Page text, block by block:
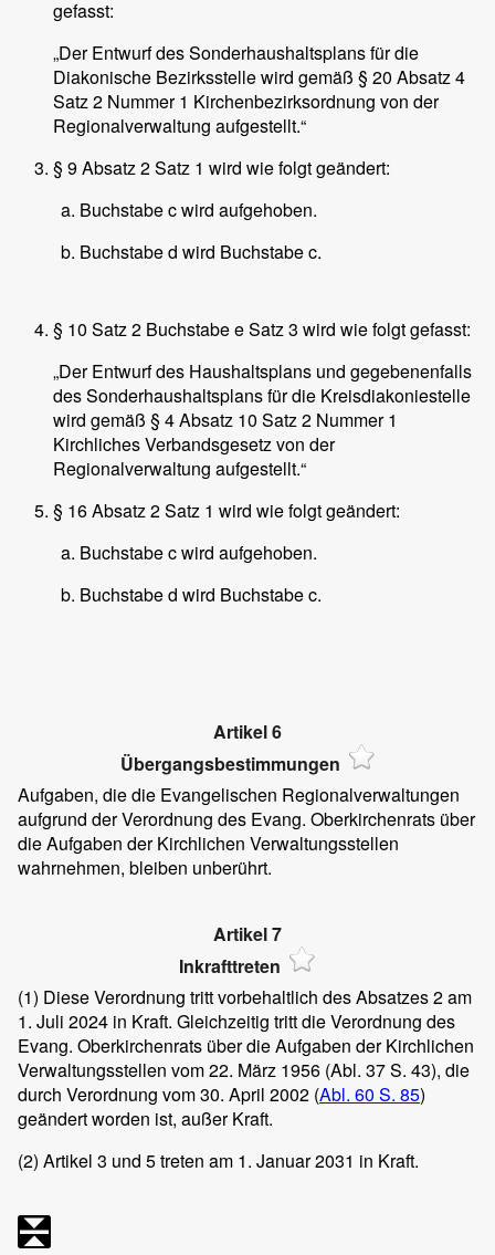
gefasst:
„Der Entwurf des Sonderhaushaltsplans für die
Diakonische Bezirksstelle wird gemäß § 20 Absatz 4
Satz 2 Nummer 1 Kirchenbezirksordnung von der
Regionalverwaltung aufgestellt.“
§ 9 Absatz 2 Satz 1 wird wie folgt geändert:
Buchstabe c wird aufgehoben.
Buchstabe d wird Buchstabe c.
§ 10 Satz 2 Buchstabe e Satz 3 wird wie folgt gefasst:
„Der Entwurf des Haushaltsplans und gegebenenfalls
des Sonderhaushaltsplans für die Kreisdiakoniestelle
wird gemäß § 4 Absatz 10 Satz 2 Nummer 1
Kirchliches Verbandsgesetz von der
Regionalverwaltung aufgestellt.“
§ 16 Absatz 2 Satz 1 wird wie folgt geändert:
Buchstabe c wird aufgehoben.
Buchstabe d wird Buchstabe c.
Artikel 6
Übergangsbestimmungen
Aufgaben, die die Evangelischen Regionalverwaltungen
aufgrund der Verordnung des Evang. Oberkirchenrats über
die Aufgaben der Kirchlichen Verwaltungsstellen
wahrnehmen, bleiben unberührt.
Artikel 7
Inkrafttreten
(1) Diese Verordnung tritt vorbehaltlich des Absatzes 2 am
1. Juli 2024 in Kraft. Gleichzeitig tritt die Verordnung des
Evang. Oberkirchenrats über die Aufgaben der Kirchlichen
Verwaltungsstellen vom 22. März 1956 (Abl. 37 S. 43), die
durch Verordnung vom 30. April 2002 (Abl. 60 S. 85)
geändert worden ist, außer Kraft.
(2) Artikel 3 und 5 treten am 1. Januar 2031 in Kraft.